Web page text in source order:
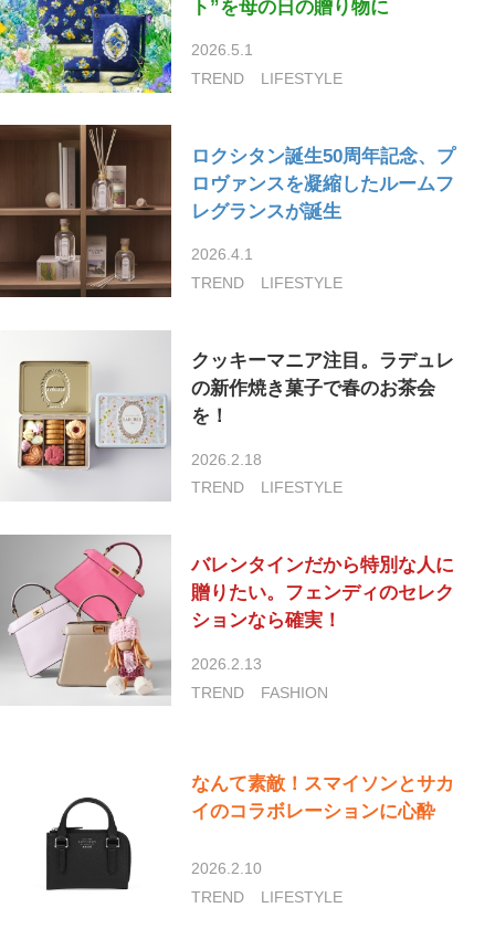
ト”を母の日の贈り物に
2026.5.1
TREND
LIFESTYLE
ロクシタン誕生50周年記念、プ
ロヴァンスを凝縮したルームフ
レグランスが誕生
2026.4.1
TREND
LIFESTYLE
クッキーマニア注目。ラデュレ
の新作焼き菓子で春のお茶会
を！
2026.2.18
TREND
LIFESTYLE
バレンタインだから特別な人に
贈りたい。フェンディのセレク
ションなら確実！
2026.2.13
TREND
FASHION
なんて素敵！スマイソンとサカ
イのコラボレーションに心酔
2026.2.10
TREND
LIFESTYLE